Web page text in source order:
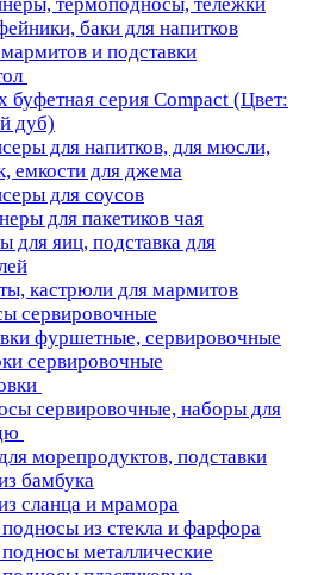
баки для напитков
и подставки
буфетная серия Compact (Цвет:
дуб)
для напитков, для мюсли,
емкости для джема
для соусов
для пакетиков чая
для яиц, подставка для
кастрюли для мармитов
сервировочные
фуршетные, сервировочные
сервировочные
сервировочные, наборы для
морепродуктов, подставки
бамбука
сланца и мрамора
из стекла и фарфора
металлические